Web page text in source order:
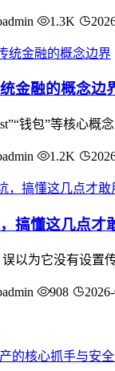
1.3K
金融的概念边
钱包”等核心
1.2K
搞懂这几点才
以为它没有设
908